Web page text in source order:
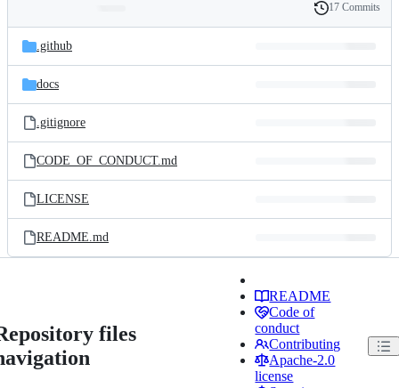
and
files
Latest
commit
History
17 Commits
.github
docs
.gitignore
CODE_OF_CONDUCT.md
LICENSE
README.md
files
README
Code of
conduct
Contributing
Apache-2.0
license